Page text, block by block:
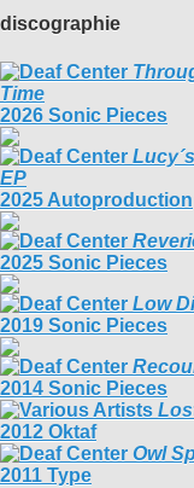
discographie
Time
2026 Sonic Pieces
EP
2025 Autoproduction
2025 Sonic Pieces
Low
2019 Sonic Pieces
2014 Sonic Pieces
2012 Oktaf
Owl
2011 Type